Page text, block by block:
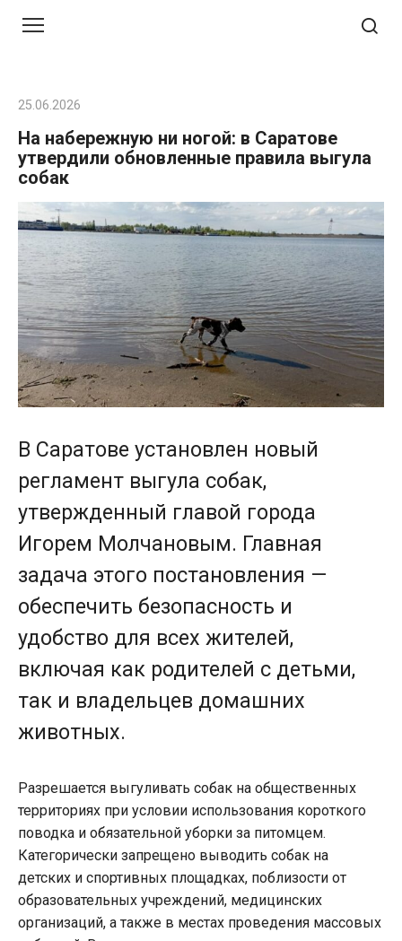
25.06.2026
На набережную ни ногой: в Саратове
утвердили обновленные правила выгула
собак
В Саратове установлен новый
регламент выгула собак,
утвержденный главой города
Игорем Молчановым. Главная
задача этого постановления —
обеспечить безопасность и
удобство для всех жителей,
включая как родителей с детьми,
так и владельцев домашних
животных.
Разрешается выгуливать собак на общественных
территориях при условии использования короткого
поводка и обязательной уборки за питомцем.
Категорически запрещено выводить собак на
детских и спортивных площадках, поблизости от
образовательных учреждений, медицинских
организаций, а также в местах проведения массовых